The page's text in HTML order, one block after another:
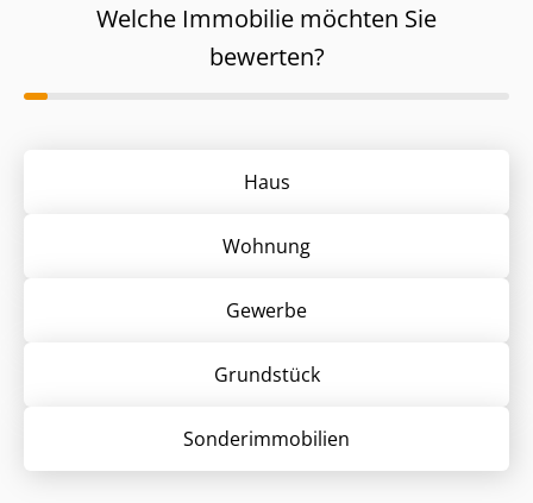
Welche Immobilie möchten Sie
bewerten?
Haus
Wohnung
Gewerbe
Grund­stück
Sonder­immobilien